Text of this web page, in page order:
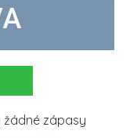
žádné zápasy